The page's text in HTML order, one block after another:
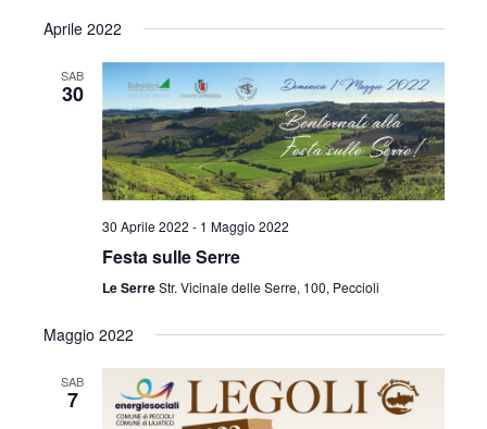
i
o
n
e
Aprile 2022
SAB
30
30 Aprile 2022 - 1 Maggio 2022
Festa sulle Serre
Le SerreStr. Vicinale delle Serre, 100, Peccioli
Maggio 2022
SAB
7